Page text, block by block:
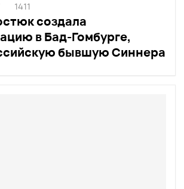
создала
в Бад-Гомбурге,
бывшую Синнера
1411